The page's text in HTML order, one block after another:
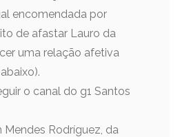
encomendada por
de afastar Lauro da
uma relação afetiva
o canal do g1 Santos
Rodríguez, da